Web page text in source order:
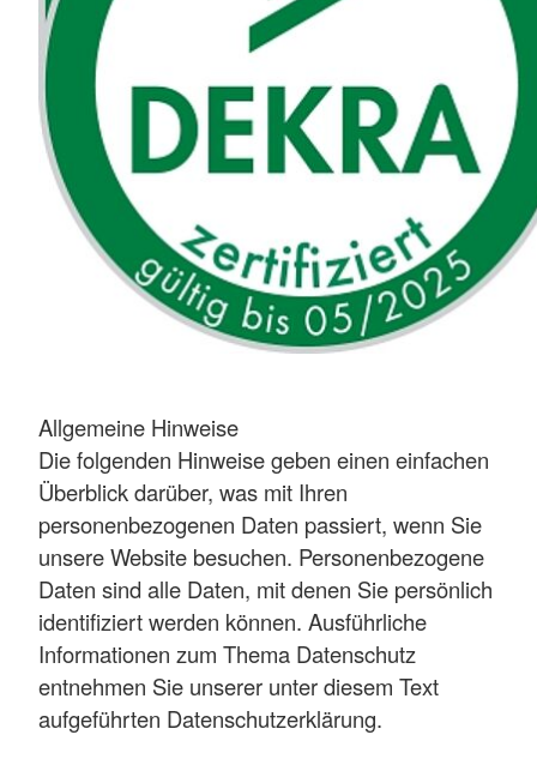
Allgemeine Hinweise
Die folgenden Hinweise geben einen einfachen
Überblick darüber, was mit Ihren
personenbezogenen Daten passiert, wenn Sie
unsere Website besuchen. Personenbezogene
Daten sind alle Daten, mit denen Sie persönlich
identifiziert werden können. Ausführliche
Informationen zum Thema Datenschutz
entnehmen Sie unserer unter diesem Text
aufgeführten Datenschutzerklärung.